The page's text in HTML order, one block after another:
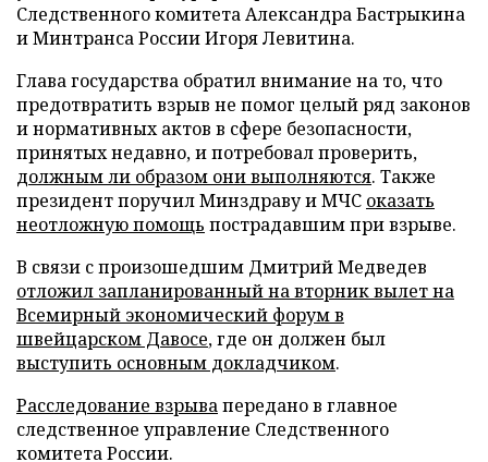
Следственного комитета Александра Бастрыкина
и Минтранса России Игоря Левитина.
Глава государства обратил внимание на то, что
предотвратить взрыв не помог целый ряд законов
и нормативных актов в сфере безопасности,
принятых недавно, и потребовал проверить,
должным ли образом они выполняются. Также
президент поручил Минздраву и МЧС оказать
неотложную помощь пострадавшим при взрыве.
В связи с произошедшим Дмитрий Медведев
отложил запланированный на вторник вылет на
Всемирный экономический форум в
швейцарском Давосе, где он должен был
выступить основным докладчиком.
Расследование взрывапередано в главное
следственное управление Следственного
комитета России.